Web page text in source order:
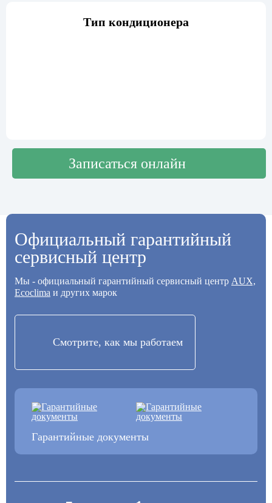
Тип кондиционера
Записаться онлайн
Официальный гарантийный
сервисный центр
Мы - официальный гарантийный сервисный центр AUX,
Ecoclima и других марок
Смотрите, как мы работаем
Гарантийные документы